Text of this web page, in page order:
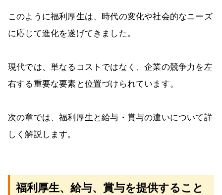
このように福利厚生は、時代の変化や社会的なニーズ
に応じて進化を遂げてきました。
現代では、単なるコストではなく、企業の競争力を左
右する重要な要素と位置づけられています。
次の章では、福利厚生と給与・賞与の違いについて詳
しく解説します。
福利厚生、給与、賞与を提供すること